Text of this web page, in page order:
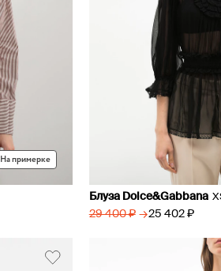
На примерке
Блуза Dolce&Gabbana
29 400 ₽ → 25 402 ₽